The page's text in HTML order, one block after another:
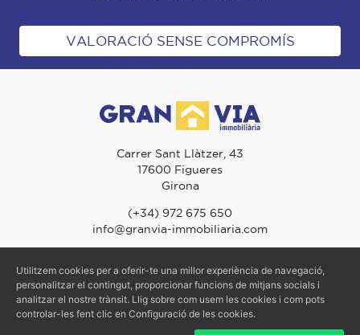
VALORACIÓ SENSE COMPROMÍS
Carrer Sant Llàtzer, 43
17600 Figueres
Girona
(+34) 972 675 650
info@granvia-immobiliaria.com
© 2026 Gran Via Immobiliària - TOTS ELS DRETS RESERVATS
Avís Legal-Política de Privacitat-Política de Cookies
Utilitzem cookies per a oferir-te una millor experiència de navegació,
personalitzar el contingut, proporcionar funcions de mitjans socials i
analitzar el nostre trànsit. Llig sobre com usem les cookies i com pots
controlar-les fent clic en Configuració de les cookies.